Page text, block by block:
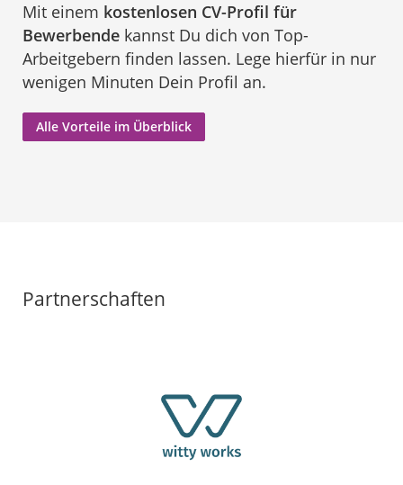
Mit einem kostenlosen CV-Profil für
Bewerbende kannst Du dich von Top-
Arbeitgebern finden lassen. Lege hierfür in nur
wenigen Minuten Dein Profil an.
Alle Vorteile im Überblick
Partnerschaften